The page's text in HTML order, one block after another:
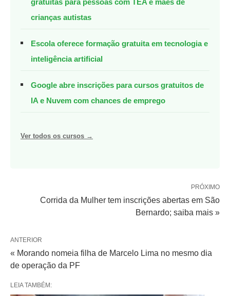
gratuitas para pessoas com TEA e mães de
crianças autistas
Escola oferece formação gratuita em tecnologia e
inteligência artificial
Google abre inscrições para cursos gratuitos de
IA e Nuvem com chances de emprego
Ver todos os cursos →
PRÓXIMO
Corrida da Mulher tem inscrições abertas em São
Bernardo; saiba mais »
ANTERIOR
« Morando nomeia filha de Marcelo Lima no mesmo dia
de operação da PF
LEIA TAMBÉM: